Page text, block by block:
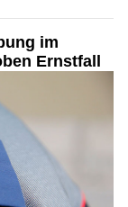
im
Ernstfall